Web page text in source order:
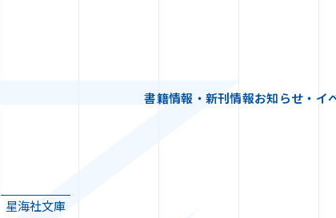
書籍情報・新刊情報お知らせ・イ
星海社文庫